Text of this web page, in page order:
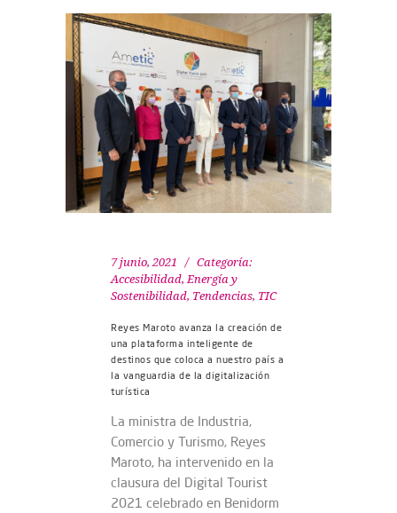
7 junio, 2021
Categoría:
Accesibilidad, Energía y
Sostenibilidad, Tendencias, TIC
Reyes Maroto avanza la creación de
una plataforma inteligente de
destinos que coloca a nuestro país a
la vanguardia de la digitalización
turística
La ministra de Industria,
Comercio y Turismo, Reyes
Maroto, ha intervenido en la
clausura del Digital Tourist
2021 celebrado en Benidorm